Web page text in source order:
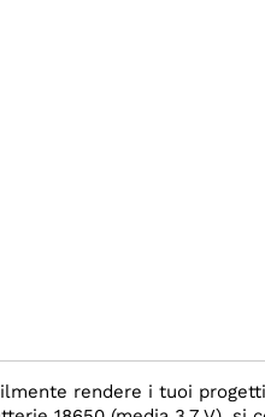
rendere i tuoi progetti